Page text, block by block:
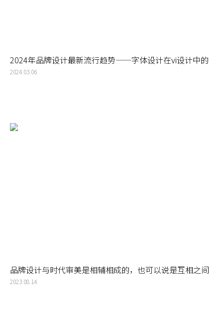
2024年品牌设计最新流行趋势——字体设计在vi设计中的
应用
2024.03.06
品牌设计与时代审美是相辅相成的，也可以说是互相之间
有一种螺旋上升促进关系
2023.08.14